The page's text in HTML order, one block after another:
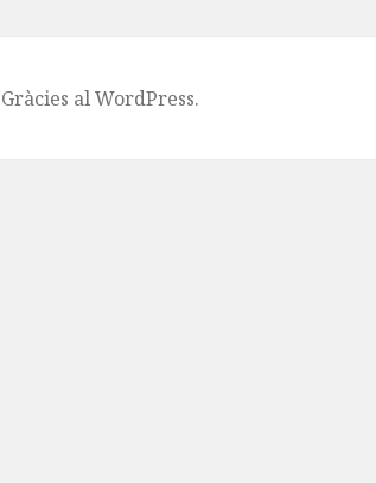
Gràcies al WordPress.